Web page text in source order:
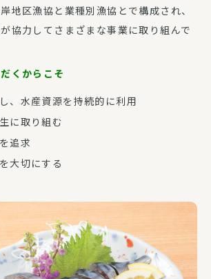
地区漁協と業種別漁協とで構成され、
協力してさまざまな事業に取り組んで
くからこそ
、水産資源を持続的に利用
に取り組む
追求
大切にする